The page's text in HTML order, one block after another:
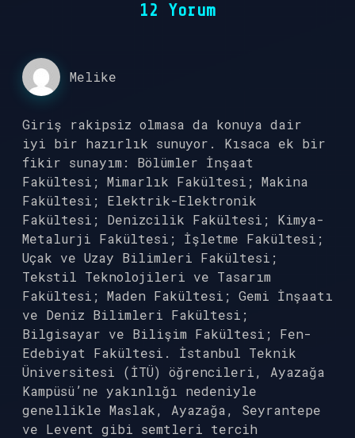
12 Yorum
Melike
Giriş rakipsiz olmasa da konuya dair
iyi bir hazırlık sunuyor. Kısaca ek bir
fikir sunayım: Bölümler İnşaat
Fakültesi; Mimarlık Fakültesi; Makina
Fakültesi; Elektrik-Elektronik
Fakültesi; Denizcilik Fakültesi; Kimya-
Metalurji Fakültesi; İşletme Fakültesi;
Uçak ve Uzay Bilimleri Fakültesi;
Tekstil Teknolojileri ve Tasarım
Fakültesi; Maden Fakültesi; Gemi İnşaatı
ve Deniz Bilimleri Fakültesi;
Bilgisayar ve Bilişim Fakültesi; Fen-
Edebiyat Fakültesi. İstanbul Teknik
Üniversitesi (İTÜ) öğrencileri, Ayazağa
Kampüsü’ne yakınlığı nedeniyle
genellikle Maslak, Ayazağa, Seyrantepe
ve Levent gibi semtleri tercih